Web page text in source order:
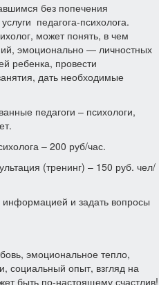
без попечения
педагога-психолога.
может понять, в чем
эмоционально — личностных
ребенка, провести
дать необходимые
педагоги – психологи,
– 200 руб/час.
(тренинг) – 150 руб. чел/
и задать вопросы
эмоциональное тепло,
социальный опыт, взгляд на
быть по-настоящему счастлив!